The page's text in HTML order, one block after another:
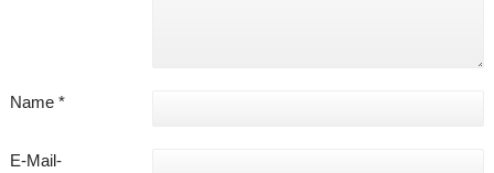
Name *
E-Mail-